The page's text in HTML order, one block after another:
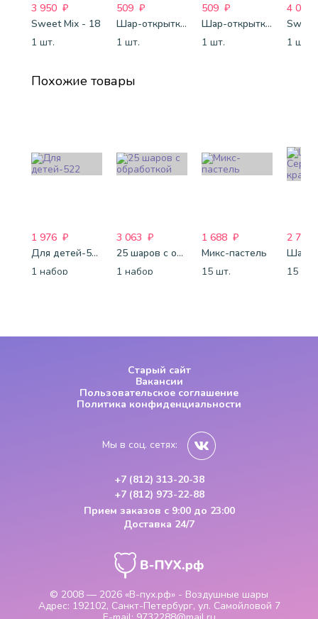
3 950 ₽
Sweet Mix - 18
1 шт.
509 ₽
Шар-открытка "Звезда" (45 см) - 1
1 шт.
509 ₽
Шар-открытка "Сердце" (45 см) - 2
1 шт.
4 088
1 шт.
Похожие товары
1 976 ₽
Для детей-522
1 набор
3 063 ₽
25 шаров с обработкой
1 набор
1 688 ₽
Микс-пастель
15 шт.
2 743
15 шт.
© 2008 — 2026 «В-пух.рф» - Воздушные шары
Адрес: 192102, Санкт-Петербург, ул. Самойловой 7
Старый сайт
Вакансии
Пользовательское соглашение
Политика конфиденциальности
Мы в соц. сетях:
+7 (812) 313-20-38
+7 (812) 973-22-88
Прием заказов с 9:00 до 23:00
Доставка 24/7